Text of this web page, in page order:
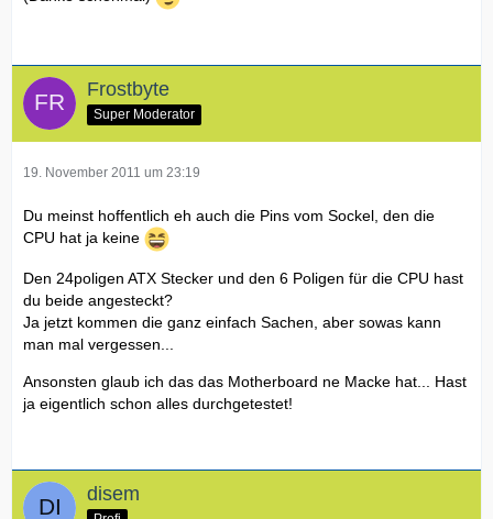
Frostbyte
Super Moderator
19. November 2011 um 23:19
Du meinst hoffentlich eh auch die Pins vom Sockel, den die
CPU hat ja keine
Den 24poligen ATX Stecker und den 6 Poligen für die CPU hast
du beide angesteckt?
Ja jetzt kommen die ganz einfach Sachen, aber sowas kann
man mal vergessen...
Ansonsten glaub ich das das Motherboard ne Macke hat... Hast
ja eigentlich schon alles durchgetestet!
disem